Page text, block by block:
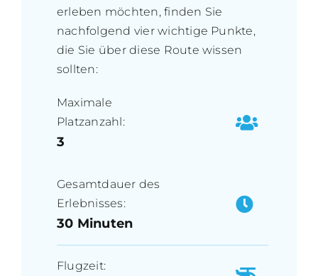
erleben möchten, finden Sie
nachfolgend vier wichtige Punkte,
die Sie über diese Route wissen
sollten:
Maximale
Platzanzahl:
3
Gesamtdauer des
Erlebnisses:
30 Minuten
Flugzeit: